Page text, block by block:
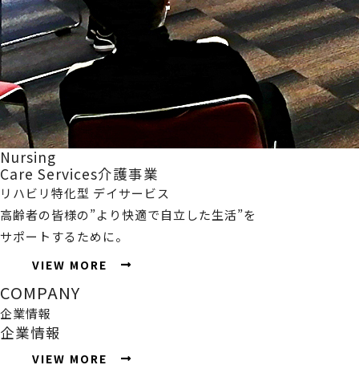
Nursing
Care Services介護事業
リハビリ特化型 デイサービス
高齢者の皆様の”より快適で自立した生活”を
サポートするために。
VIEW MORE
COMPANY
企業情報
企業情報
VIEW MORE